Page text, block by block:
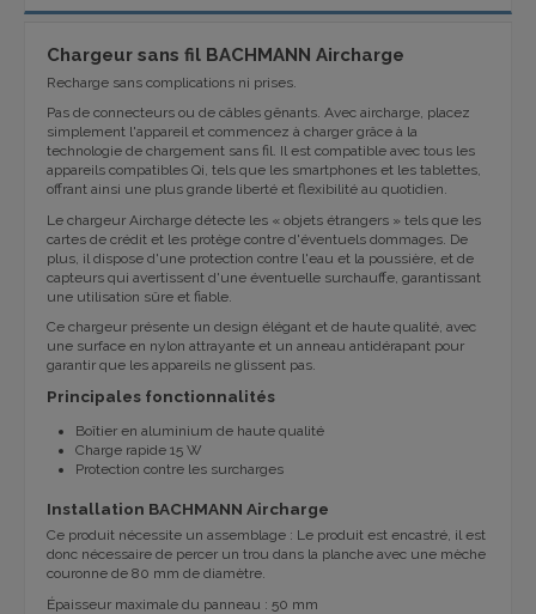
Chargeur sans fil BACHMANN Aircharge
Recharge sans complications ni prises.
Pas de connecteurs ou de câbles gênants. Avec aircharge, placez
simplement l'appareil et commencez à charger grâce à la
technologie de chargement sans fil. Il est compatible avec tous les
appareils compatibles Qi, tels que les smartphones et les tablettes,
offrant ainsi une plus grande liberté et flexibilité au quotidien.
Le chargeur Aircharge détecte les « objets étrangers » tels que les
cartes de crédit et les protège contre d'éventuels dommages. De
plus, il dispose d'une protection contre l'eau et la poussière, et de
capteurs qui avertissent d'une éventuelle surchauffe, garantissant
une utilisation sûre et fiable.
Ce chargeur présente un design élégant et de haute qualité, avec
une surface en nylon attrayante et un anneau antidérapant pour
garantir que les appareils ne glissent pas.
Principales fonctionnalités
Boîtier en aluminium de haute qualité
Charge rapide 15 W
Protection contre les surcharges
Installation BACHMANN Aircharge
Ce produit nécessite un assemblage : Le produit est encastré, il est
donc nécessaire de percer un trou dans la planche avec une mèche
couronne de 80 mm de diamètre.
Épaisseur maximale du panneau : 50 mm